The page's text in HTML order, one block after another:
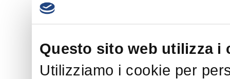
Questo sito web utilizza i
Utilizziamo i cookie per